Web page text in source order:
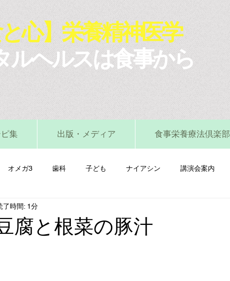
心】栄養精神医学
ルヘルスは食事から
集 出版・メディア 食事栄養療法倶楽部
オメガ3 歯科 子ども ナイアシン 講演会案内
シウム
腐と根菜の豚汁
了時間: 1分